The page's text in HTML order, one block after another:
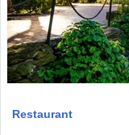
Restaurant